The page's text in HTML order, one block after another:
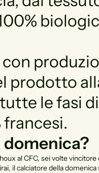
prodotto
le fasi
domenica?
al CFC, sei volte
il calciatore della domenica